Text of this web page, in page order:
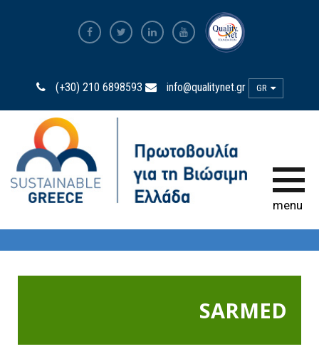
Companies
Η Πρωτοβουλία
Πρεσβευτές Βιωσιμότητας
Η Δύναμη της Συμμετοχής
Βιωσιμότητας
Awards
Ελληνικός Κώδικας
(+30) 210 6898593 info@qualitynet.gr GR
menu
SARMED